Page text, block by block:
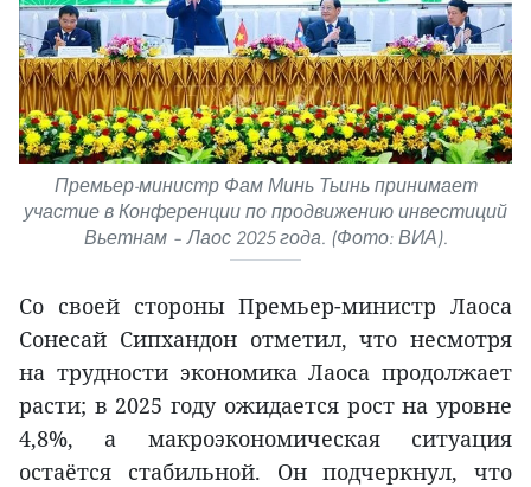
Премьер-министр Фам Минь Тьинь принимает
участие в Конференции по продвижению инвестиций
Вьетнам – Лаос 2025 года. (Фото: ВИА).
Со своей стороны Премьер-министр Лаоса
Сонеcай Сипхандон отметил, что несмотря
на трудности экономика Лаоса продолжает
расти; в 2025 году ожидается рост на уровне
4,8%, а макроэкономическая ситуация
остаётся стабильной. Он подчеркнул, что